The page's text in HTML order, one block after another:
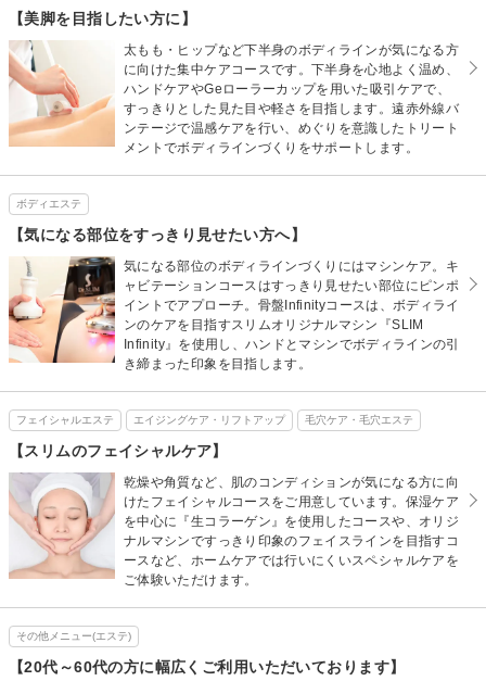
【美脚を目指したい方に】
太もも・ヒップなど下半身のボディラインが気になる方
に向けた集中ケアコースです。下半身を心地よく温め、
ハンドケアやGeローラーカップを用いた吸引ケアで、
すっきりとした見た目や軽さを目指します。遠赤外線バ
ンテージで温感ケアを行い、めぐりを意識したトリート
メントでボディラインづくりをサポートします。
ボディエステ
【気になる部位をすっきり見せたい方へ】
気になる部位のボディラインづくりにはマシンケア。キ
ャビテーションコースはすっきり見せたい部位にピンポ
イントでアプローチ。骨盤Infinityコースは、ボディライ
ンのケアを目指すスリムオリジナルマシン『SLIM
Infinity』を使用し、ハンドとマシンでボディラインの引
き締まった印象を目指します。
フェイシャルエステ エイジングケア・リフトアップ 毛穴ケア・毛穴エステ
【スリムのフェイシャルケア】
乾燥や角質など、肌のコンディションが気になる方に向
けたフェイシャルコースをご用意しています。保湿ケア
を中心に『生コラーゲン』を使用したコースや、オリジ
ナルマシンですっきり印象のフェイスラインを目指すコ
ースなど、ホームケアでは行いにくいスペシャルケアを
ご体験いただけます。
その他メニュー(エステ)
【20代～60代の方に幅広くご利用いただいております】